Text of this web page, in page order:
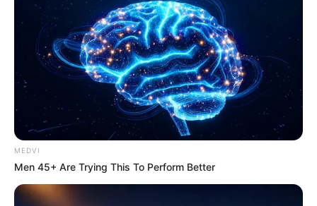
MEDVI
Men 45+ Are Trying This To Perform Better